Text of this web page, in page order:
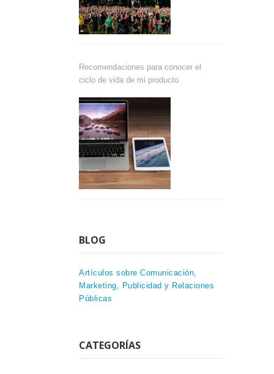
Recomendaciones para conocer el
ciclo de vida de mi producto
BLOG
Artículos sobre Comunicación,
Marketing, Publicidad y Relaciones
Públicas
CATEGORÍAS